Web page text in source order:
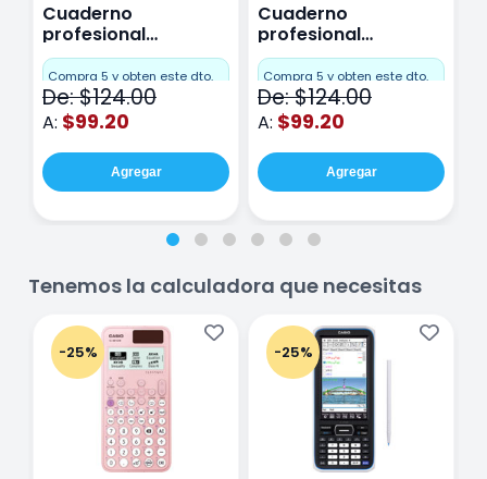
Cuaderno
profesional
Miquelrius Emotions
Cuadro Chico 80
hojas Rosa
Compra 5 y obten este dto.
De: $124.00
A: $99.20
Agregar
Cuaderno
profesional
Miquelrius Emotions
raya 80 hojas
Purpura
Compra 5 y obten este dto.
De: $124.00
A: $99.20
Agregar
Tenemos la calculadora que necesitas
-25% -25%